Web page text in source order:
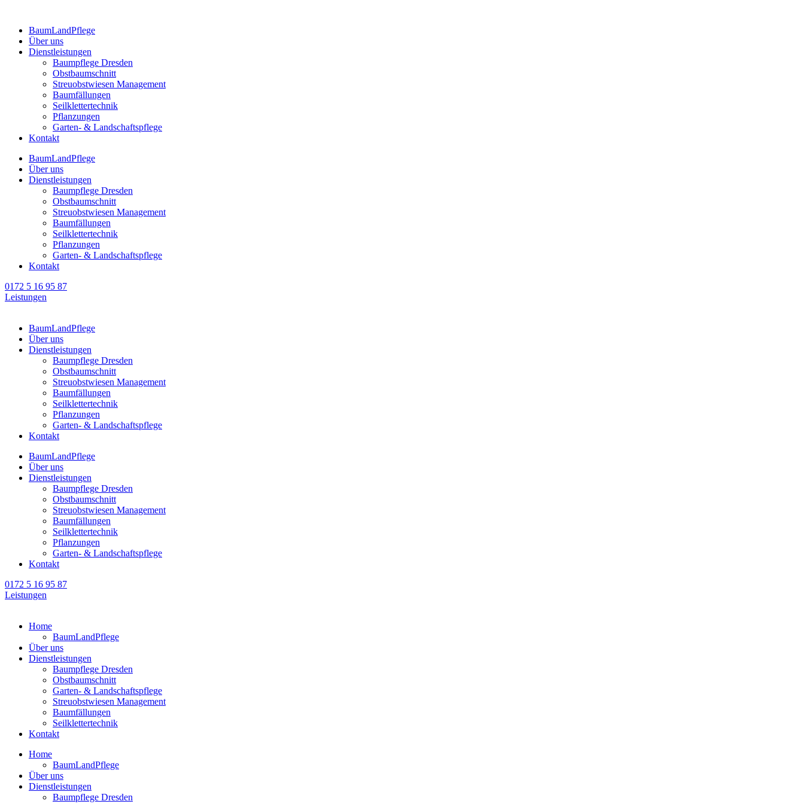
BaumLandPflege
Über uns
Dienstleistungen
Baumpflege Dresden
Obstbaumschnitt
Streuobstwiesen Management
Baumfällungen
Seilklettertechnik
Pflanzungen
Garten- & Landschaftspflege
Kontakt
BaumLandPflege
Über uns
Dienstleistungen
Baumpflege Dresden
Obstbaumschnitt
Streuobstwiesen Management
Baumfällungen
Seilklettertechnik
Pflanzungen
Garten- & Landschaftspflege
Kontakt
0172 5 16 95 87
Leistungen
BaumLandPflege
Über uns
Dienstleistungen
Baumpflege Dresden
Obstbaumschnitt
Streuobstwiesen Management
Baumfällungen
Seilklettertechnik
Pflanzungen
Garten- & Landschaftspflege
Kontakt
BaumLandPflege
Über uns
Dienstleistungen
Baumpflege Dresden
Obstbaumschnitt
Streuobstwiesen Management
Baumfällungen
Seilklettertechnik
Pflanzungen
Garten- & Landschaftspflege
Kontakt
0172 5 16 95 87
Leistungen
Home
BaumLandPflege
Über uns
Dienstleistungen
Baumpflege Dresden
Obstbaumschnitt
Garten- & Landschaftspflege
Streuobstwiesen Management
Baumfällungen
Seilklettertechnik
Kontakt
Home
BaumLandPflege
Über uns
Dienstleistungen
Baumpflege Dresden